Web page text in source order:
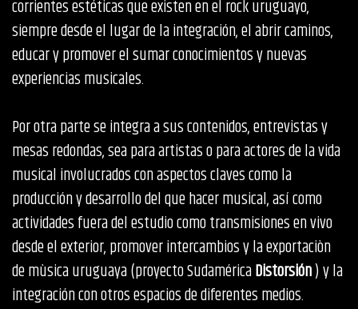
corrientes estéticas que existen en el rock uruguayo,
siempre desde el lugar de la integración, el abrir caminos,
educar y promover el sumar conocimientos y nuevas
experiencias musicales.
Por otra parte se integra a sus contenidos, entrevistas y
mesas redondas, sea para artistas o para actores de la vida
musical involucrados con aspectos claves como la
producción y desarrollo del que hacer musical, así como
actividades fuera del estudio como transmisiones en vivo
desde el exterior, promover intercambios y la exportaciòn
de mùsica uruguaya (proyecto SudaméricaDistorsión) y la
integración con otros espacios de diferentes medios.